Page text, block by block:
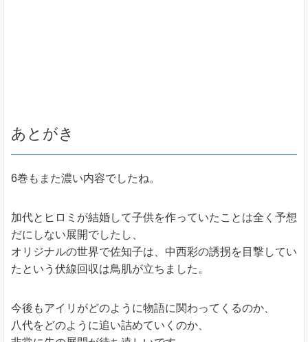
あとがき
6巻もまた濃い内容でしたね。
加代とヒロミが結婚して子供を作っていたことは全く予想
だにしない展開でしたし、
オリジナルの世界で佐知子は、中西彩の誘拐を目撃してい
たという伏線回収は鳥肌が立ちました。
今後もアイリがどのように物語に関わってくるのか、
八代をどのように追い詰めていくのか、